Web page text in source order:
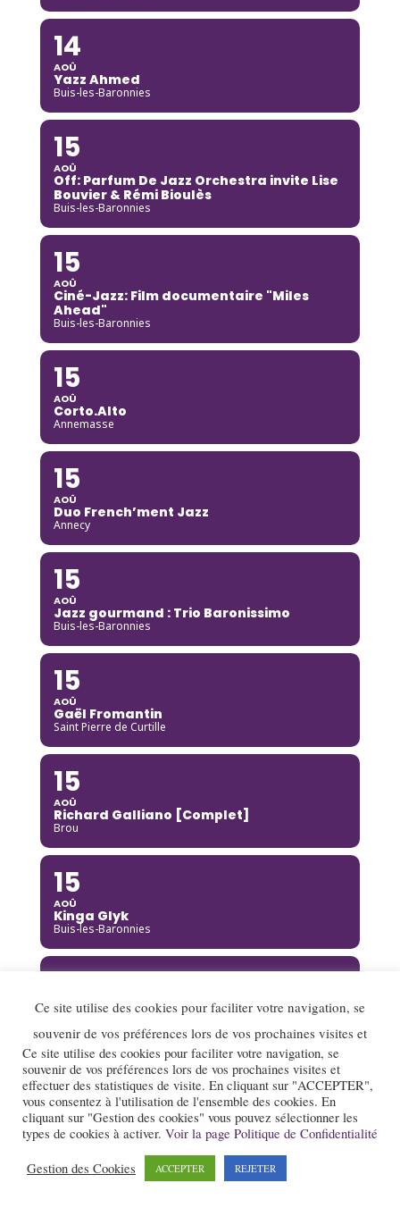
14
AOÛ
Yazz Ahmed
Buis-les-Baronnies
15
AOÛ
Off: Parfum De Jazz Orchestra invite Lise
Bouvier & Rémi Bioulès
Buis-les-Baronnies
15
AOÛ
Ciné-Jazz: Film documentaire "Miles
Ahead"
Buis-les-Baronnies
15
AOÛ
Corto.Alto
Annemasse
15
AOÛ
Duo French’ment Jazz
Annecy
15
AOÛ
Jazz gourmand : Trio Baronissimo
Buis-les-Baronnies
15
AOÛ
Gaël Fromantin
Saint Pierre de Curtille
15
AOÛ
Richard Galliano [Complet]
Brou
15
AOÛ
Kinga Glyk
Buis-les-Baronnies
16
AOÛ
Hot Club de Boukravie
Valence
16
AOÛ
The Franc Connection Quintet
Saint-Pierre-sur-Doux
17
Ce site utilise des cookies pour faciliter votre navigation, se
souvenir de vos préférences lors de vos prochaines visites et
Ce site utilise des cookies pour faciliter votre navigation, se
souvenir de vos préférences lors de vos prochaines visites et
effectuer des statistiques de visite. En cliquant sur "ACCEPTER",
vous consentez à l'utilisation de l'ensemble des cookies. En
cliquant sur "Gestion des cookies" vous pouvez sélectionner les
types de cookies à activer. Voir la page Politique de Confidentialité
Gestion des Cookies ACCEPTER REJETER